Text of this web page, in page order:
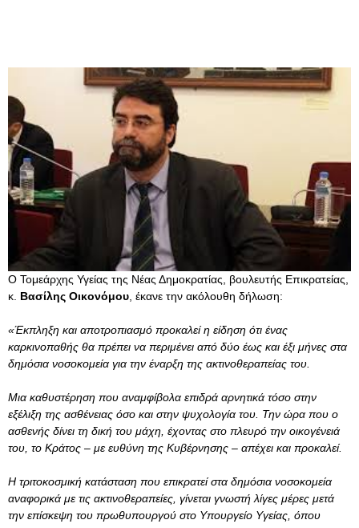
Ο Τομεάρχης Υγείας της Νέας Δημοκρατίας, βουλευτής Επικρατείας,
κ. Βασίλης Οικονόμου, έκανε την ακόλουθη δήλωση:
«Έκπληξη και αποτροπιασμό προκαλεί η είδηση ότι ένας
καρκινοπαθής θα πρέπει να περιμένει από δύο έως και έξι μήνες στα
δημόσια νοσοκομεία για την έναρξη της ακτινοθεραπείας του.
Μια καθυστέρηση που αναμφίβολα επιδρά αρνητικά τόσο στην
εξέλιξη της ασθένειας όσο και στην ψυχολογία του. Την ώρα που ο
ασθενής δίνει τη δική του μάχη, έχοντας στο πλευρό την οικογένειά
του, το Κράτος – με ευθύνη της Κυβέρνησης – απέχει και προκαλεί.
Η τριτοκοσμική κατάσταση που επικρατεί στα δημόσια νοσοκομεία
αναφορικά με τις ακτινοθεραπείες, γίνεται γνωστή λίγες μέρες μετά
την επίσκεψη του πρωθυπουργού στο Υπουργείο Υγείας, όπου